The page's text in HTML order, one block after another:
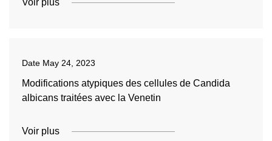
Voir plus
Date May 24, 2023
Modifications atypiques des cellules de Candida
albicans traitées avec la Venetin
Voir plus